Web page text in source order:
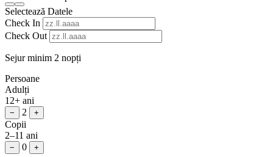
Selectează Datele
Check In
Check Out
Sejur minim 2 nopți
Persoane
Adulți
12+ ani
− 2 +
Copii
2–11 ani
− 0 +